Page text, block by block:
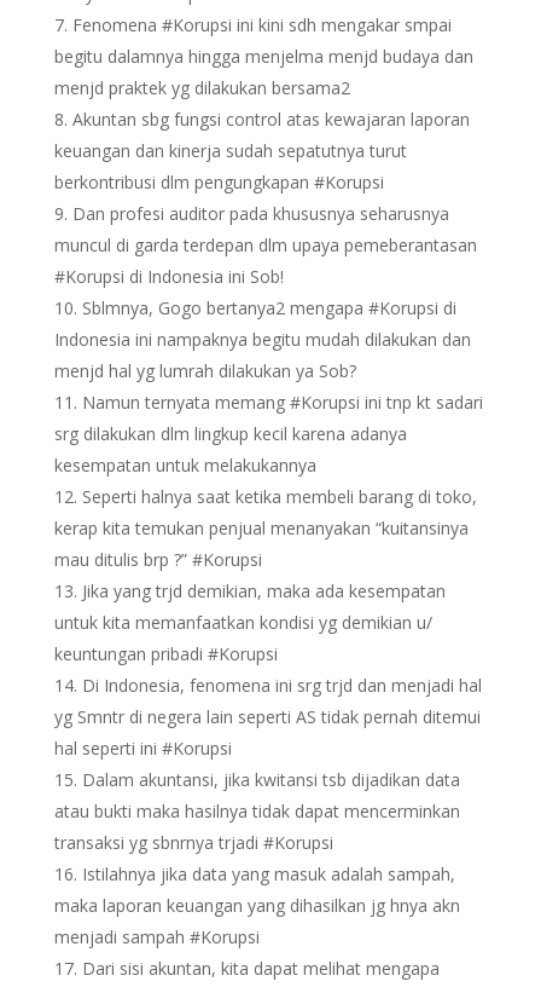
Fenomena #Korupsi ini kini sdh mengakar smpai
begitu dalamnya hingga menjelma menjd budaya dan
menjd praktek yg dilakukan bersama2
Akuntan sbg fungsi control atas kewajaran laporan
keuangan dan kinerja sudah sepatutnya turut
berkontribusi dlm pengungkapan #Korupsi
Dan profesi auditor pada khususnya seharusnya
muncul di garda terdepan dlm upaya pemeberantasan
#Korupsi di Indonesia ini Sob!
Sblmnya, Gogo bertanya2 mengapa #Korupsi di
Indonesia ini nampaknya begitu mudah dilakukan dan
menjd hal yg lumrah dilakukan ya Sob?
Namun ternyata memang #Korupsi ini tnp kt sadari
srg dilakukan dlm lingkup kecil karena adanya
kesempatan untuk melakukannya
Seperti halnya saat ketika membeli barang di toko,
kerap kita temukan penjual menanyakan “kuitansinya
mau ditulis brp ?” #Korupsi
Jika yang trjd demikian, maka ada kesempatan
untuk kita memanfaatkan kondisi yg demikian u/
keuntungan pribadi #Korupsi
Di Indonesia, fenomena ini srg trjd dan menjadi hal
yg Smntr di negera lain seperti AS tidak pernah ditemui
hal seperti ini #Korupsi
Dalam akuntansi, jika kwitansi tsb dijadikan data
atau bukti maka hasilnya tidak dapat mencerminkan
transaksi yg sbnrnya trjadi #Korupsi
Istilahnya jika data yang masuk adalah sampah,
maka laporan keuangan yang dihasilkan jg hnya akn
menjadi sampah #Korupsi
Dari sisi akuntan, kita dapat melihat mengapa